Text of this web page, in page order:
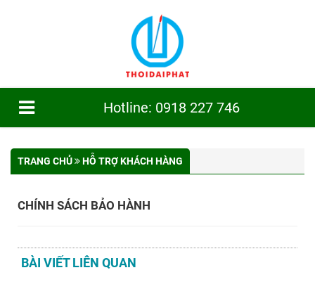
Hotline: 0918 227 746
TRANG CHỦ HỖ TRỢ KHÁCH HÀNG
CHÍNH SÁCH BẢO HÀNH
BÀI VIẾT LIÊN QUAN
TRANG CHỦ
GIỚI THIỆU
CÔNG TRÌNH
DỊCH VỤ